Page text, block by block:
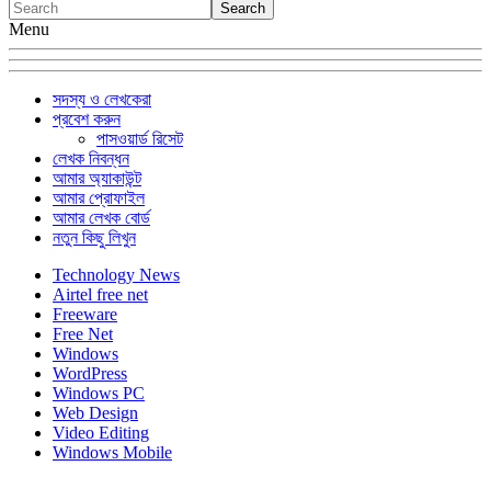
Menu
সদস্য ও লেখকেরা
প্রবেশ করুন
পাসওয়ার্ড রিসেট
লেখক নিবন্ধন
আমার অ্যাকাউন্ট
আমার প্রোফাইল
আমার লেখক বোর্ড
নতুন কিছু লিখুন
Technology News
Airtel free net
Freeware
Free Net
Windows
WordPress
Windows PC
Web Design
Video Editing
Windows Mobile